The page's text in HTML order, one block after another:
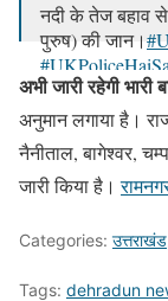
नदी के तेज बहाव से
पुरुष) की जान।
pic.twitter.com/
— Dehradun
August 7, 2023
अभी जारी रहेगी भारी
अनुमान लगाया है।
नैनीताल, बागेश्वर,
जारी किया है।
Categories: उत्तराखंड
Tags: dehradun